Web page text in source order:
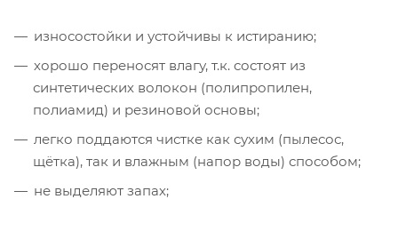
износостойки и устойчивы к истиранию;
хорошо переносят влагу, т.к. состоят из
синтетических волокон (полипропилен,
полиамид) и резиновой основы;
легко поддаются чистке как сухим (пылесос,
щётка), так и влажным (напор воды) способом;
не выделяют запах;